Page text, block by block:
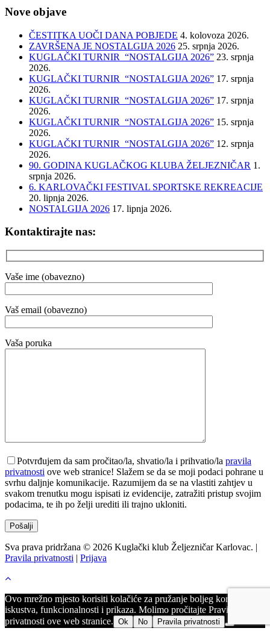
Nove objave
ČESTITKA UOČI DANA POBJEDE 4. kolovoza 2026.
ZAVRŠENA JE NOSTALGIJA 2026 25. srpnja 2026.
KUGLAČKI TURNIR “NOSTALGIJA 2026” 23. srpnja
2026.
KUGLAČKI TURNIR “NOSTALGIJA 2026” 17. srpnja
2026.
KUGLAČKI TURNIR “NOSTALGIJA 2026” 17. srpnja
2026.
KUGLAČKI TURNIR “NOSTALGIJA 2026” 15. srpnja
2026.
KUGLAČKI TURNIR “NOSTALGIJA 2026” 12. srpnja
2026.
90. GODINA KUGLAČKOG KLUBA ŽELJEZNIČAR 1.
srpnja 2026.
6. KARLOVAČKI FESTIVAL SPORTSKE REKREACIJE
20. lipnja 2026.
NOSTALGIJA 2026 17. lipnja 2026.
Kontaktirajte nas:
Vaše ime (obavezno)
Vaš email (obavezno)
Vaša poruka
Potvrđujem da sam pročitao/la, shvatio/la i prihvatio/la pravila
privatnosti ove web stranice! Slažem se da se moji podaci pohrane u
svrhu daljnje komunikacije. Razumijem da se na vlastiti zahtjev u
svakom trenutku mogu ispisati iz evidencije, zatražiti pristup svojim
podacima, te ih po želji urediti ili trajno ukloniti.
Sva prava pridržana © 2026 Kuglački klub Željezničar Karlovac. |
Pravila privatnosti | Prijava
Ovo mrežno mjesto korisiti kolačiće za pružanje boljeg korisničkog
iskustva, funkcionalnosti i prikaza. Molimo pročitajte Pravila
privatnosti ove web stranice. Ok No Pravila privatnosti